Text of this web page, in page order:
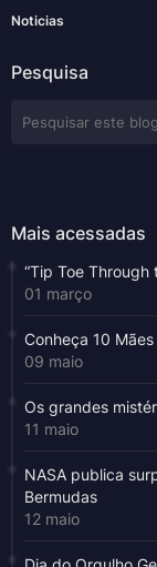
Noticias
Pesquisa
Mais acessadas
“Tip Toe Through
01 março
Conheça 10
09 maio
Os grandes
11 maio
NASA publica
Bermudas
12 maio